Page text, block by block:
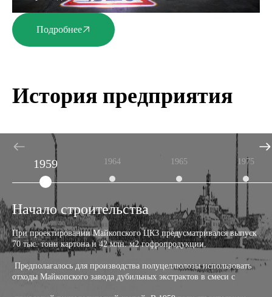
Подробнее
История предприятия
1959 1964 1965 1975
Начало строительства
При проектировании Майкопского ЦКЗ предусматривался выпуск
70 тыс. тонн картона и 42 млн. м2 гофропродукции.
отходы Майкопского завода дубильных экстрактов в смеси с